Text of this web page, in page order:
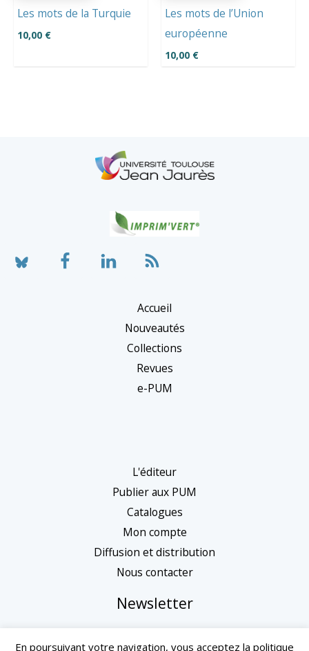
Les mots de la Turquie
10,00 €
Les mots de l’Union
européenne
10,00 €
Accueil
Nouveautés
Collections
Revues
e-PUM
L'éditeur
Publier aux PUM
Catalogues
Mon compte
Diffusion et distribution
Nous contacter
Newsletter
En poursuivant votre navigation, vous acceptez la politique